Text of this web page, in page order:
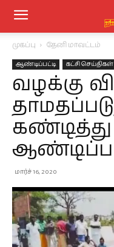
முகப்பு தேனி மாவட்டம்
ஆண்டிப்பட்டி கட்சி செய்திகள்
வழக்கு
மார்ச் 16, 2020